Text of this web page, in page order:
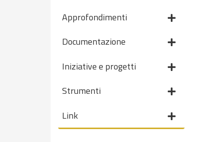
Approfondimenti
Documentazione
Iniziative e progetti
Strumenti
Link